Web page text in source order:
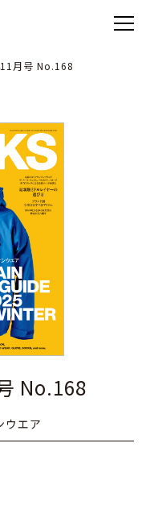
月号 No.168
No.168
ウエア